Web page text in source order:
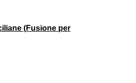
(Fusione per